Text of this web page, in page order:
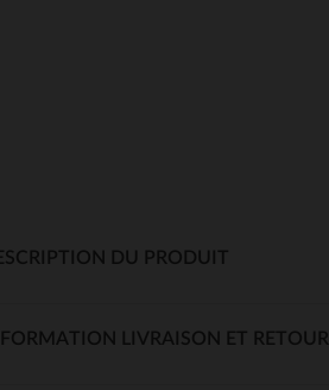
DU PRODUIT
LIVRAISON ET RETOUR